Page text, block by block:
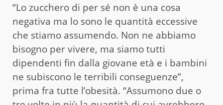
“Lo zucchero di per sé non è una cosa
negativa ma lo sono le quantità eccessive
che stiamo assumendo. Non ne abbiamo
bisogno per vivere, ma siamo tutti
dipendenti fin dalla giovane età e i bambini
ne subiscono le terribili conseguenze”,
prima fra tutte l’obesità. “Assumono due o